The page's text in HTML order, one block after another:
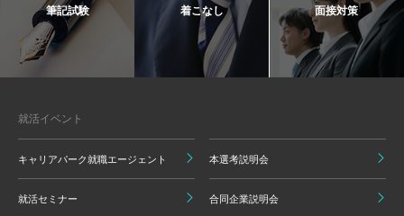
筆記試験 着こなし 面接対策
就活イベント
キャリアパーク就職エージェント 本選考説明会
就活セミナー 合同企業説明会